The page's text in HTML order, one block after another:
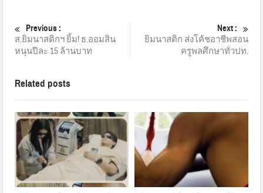
Previous :
ส.ยิมนาสติกฯ ยิ้ม! ธ.ออมสิน
หนุนปีละ 15 ล้านบาท
Next :
ยิมนาสติก ส่งโค้ชอาชีพสอน
ครูพลศึกษาทั่วปท.
Related posts